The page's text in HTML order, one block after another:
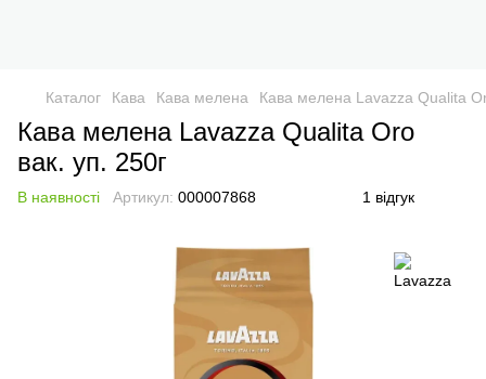
Каталог Кава Кава мелена Кава мелена Lavazza Qualita
Кава мелена Lavazza Qualita Oro
вак. уп. 250г
В наявності Артикул: 000007868 1 відгук